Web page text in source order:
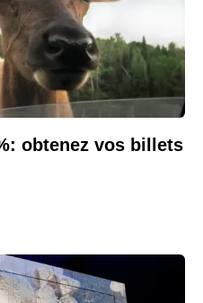
obtenez vos billets